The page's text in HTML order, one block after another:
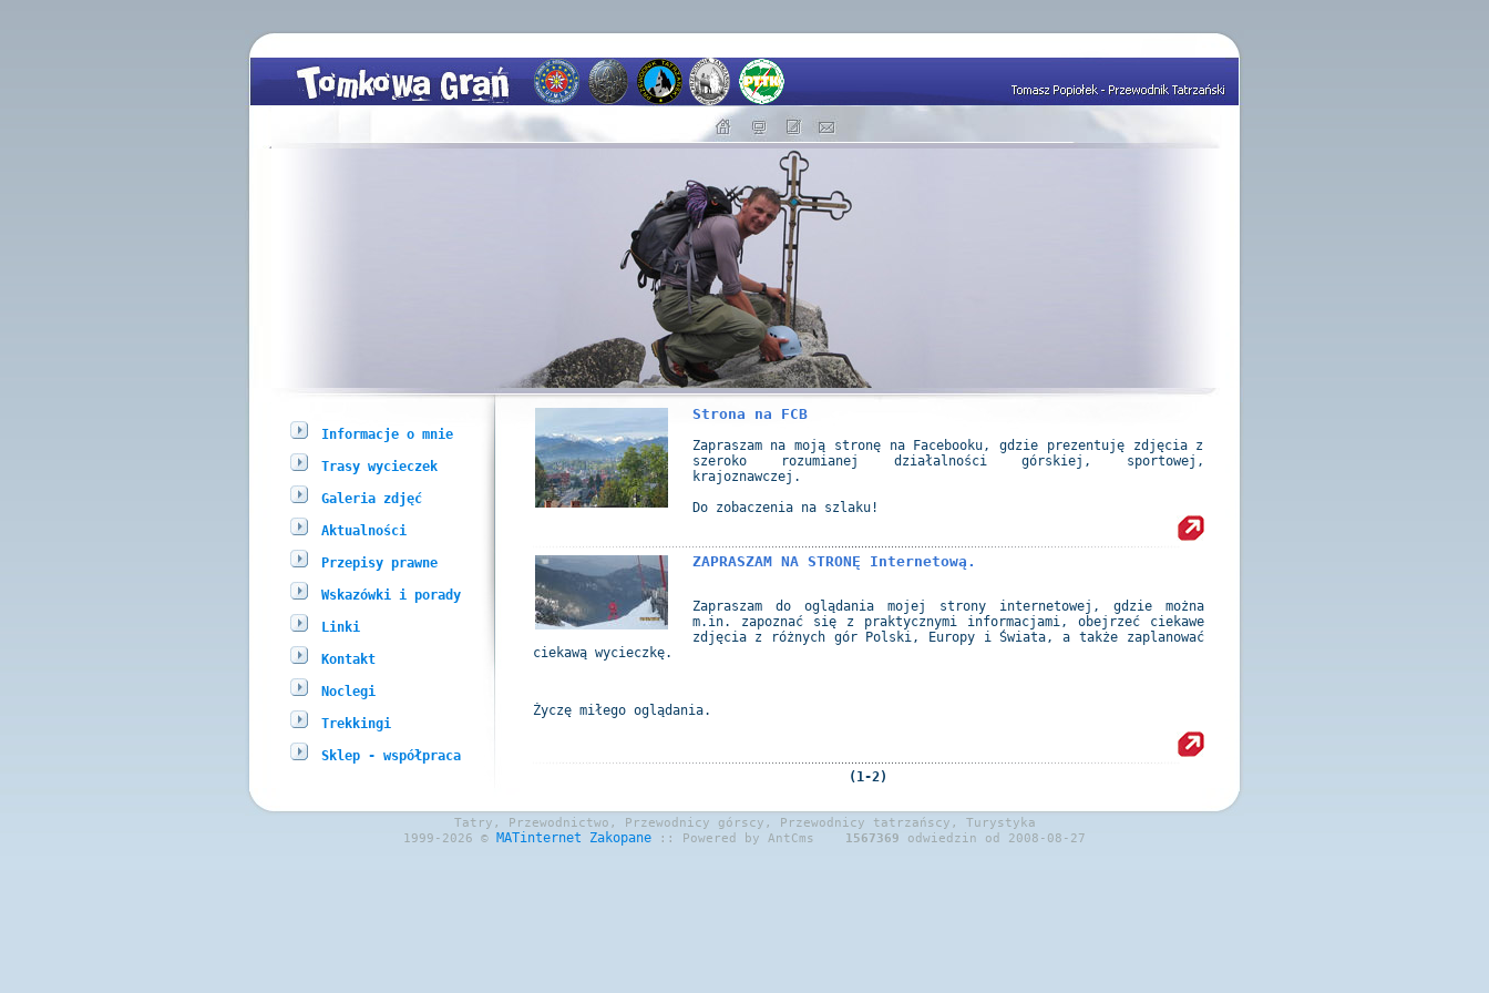
Informacje o mnie
Trasy wycieczek
Galeria zdjęć
Aktualności
Przepisy prawne
Wskazówki i porady
Linki
Kontakt
Noclegi
Trekkingi
Sklep - współpraca
Strona na FCB
Zapraszam na moją stronę na Facebooku, gdzie prezentuję zdjęcia z
szeroko rozumianej działalności górskiej, sportowej,
krajoznawczej.
Do zobaczenia na szlaku!
ZAPRASZAM NA STRONĘ Internetową.
Zapraszam do oglądania mojej strony internetowej, gdzie można
m.in. zapoznać się z praktycznymi informacjami, obejrzeć ciekawe
zdjęcia z różnych gór Polski, Europy i Świata, a także zaplanować
ciekawą wycieczkę.
Życzę miłego oglądania.
(1-2)
Tatry, Przewodnictwo, Przewodnicy górscy, Przewodnicy tatrzańscy, Turystyka
1999-2026 © MATinternet Zakopane :: Powered by AntCms 1567369 odwiedzin od 2008-08-27